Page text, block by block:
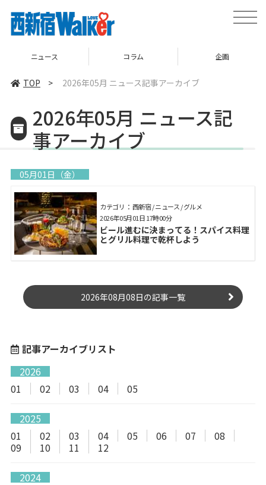
toggle
ニュース コラム 企画
TOP > 2026年05月 ニュース記事アーカイブ
2026年05月 ニュース記
事アーカイブ
05月01日（金）
カテゴリ： 西新宿 / ニュース / グルメ
ビール進むに決まってる！スパイス料理
とグリル料理で乾杯しよう
2026年05月01日 17時00分
2026年08月08日の記事一覧
記事アーカイブリスト
2026
01
02 03 04 05
2025
01
02 03 04 05 06 07
08
09
10 11 12
2024